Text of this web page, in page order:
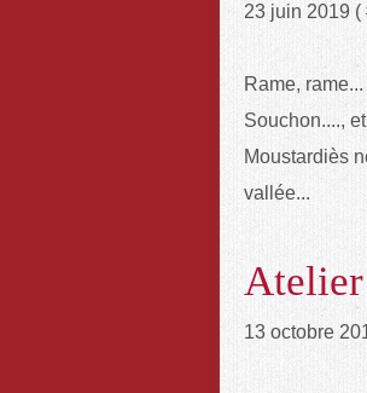
23 juin 2019 (
Rame,
Souchon....,
Moustardiès
vallée...
Atelier
13 octobre